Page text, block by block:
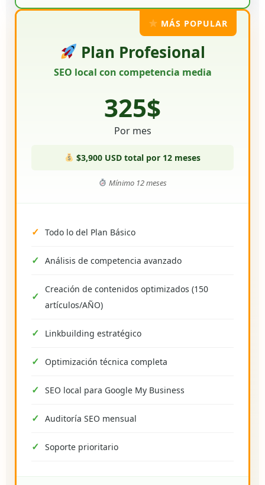
MÁS POPULAR
Plan Profesional
SEO local con competencia media
325$
Por mes
$3,900 USD total por 12 meses
Mínimo 12 meses
Todo lo del Plan Básico
Análisis de competencia avanzado
Creación de contenidos optimizados (150
artículos/AÑO)
Linkbuilding estratégico
Optimización técnica completa
SEO local para Google My Business
Auditoría SEO mensual
Soporte prioritario